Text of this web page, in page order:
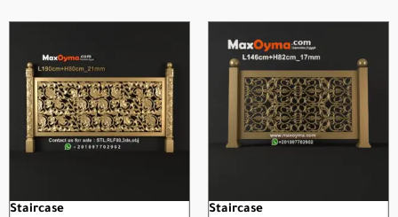
Staircase Staircase